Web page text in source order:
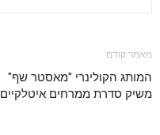
מאמר קודם
המותג הקולינרי "מאסטר שף"
משיק סדרת ממרחים איטלקיים